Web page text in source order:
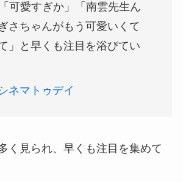
可愛すぎか」「南雲先生ん
さちゃんがもう可愛いくて
」と早くも注目を浴びてい
ネマトゥデイ
く見られ、早くも注目を集めて